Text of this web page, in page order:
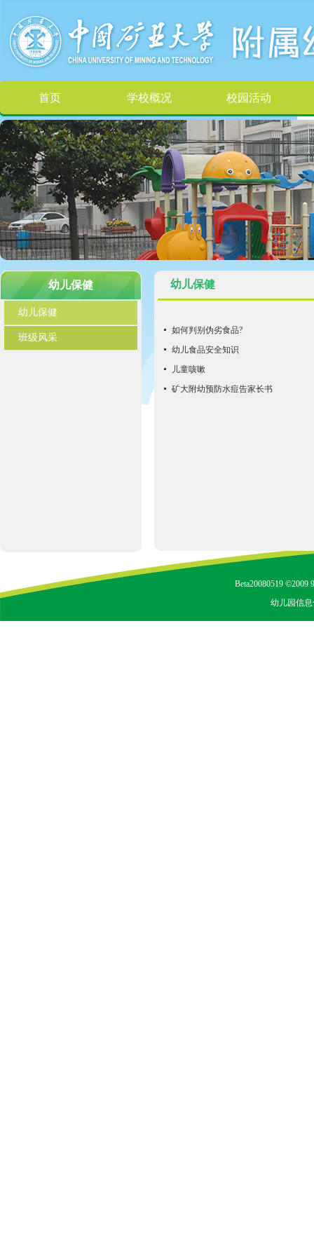
首页 学校概况 校园活动
幼儿保健
幼儿保健
班级风采
幼儿保健
如何判别伪劣食品?
幼儿食品安全知识
儿童咳嗽
矿大附幼预防水痘告家长书
Beta20080519 ©2009
幼儿园信